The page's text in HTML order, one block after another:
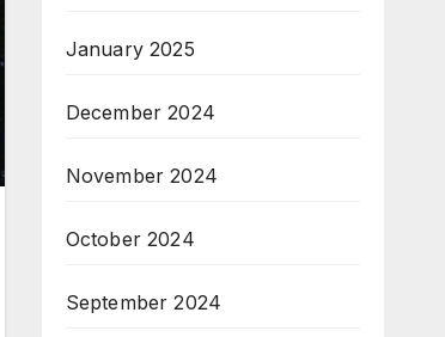
January 2025
December 2024
November 2024
October 2024
September 2024